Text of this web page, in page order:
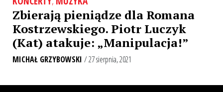
Zbierają pieniądze dla Romana
Kostrzewskiego. Piotr Luczyk
(Kat) atakuje: „Manipulacja!”
MICHAŁ GRZYBOWSKI / 27 sierpnia, 2021